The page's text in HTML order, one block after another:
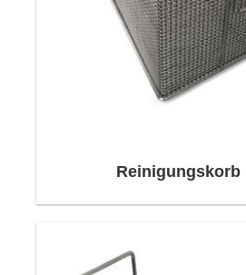
Reinigungskorb